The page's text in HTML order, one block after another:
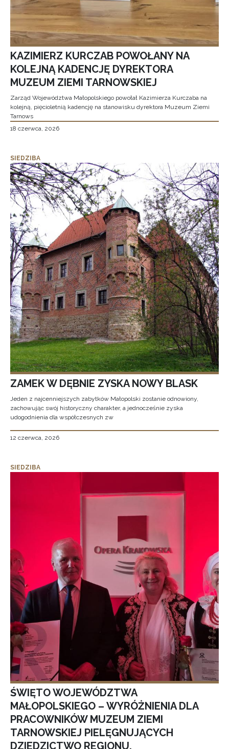
KAZIMIERZ KURCZAB POWOŁANY NA
KOLEJNĄ KADENCJĘ DYREKTORA
MUZEUM ZIEMI TARNOWSKIEJ
Zarząd Województwa Małopolskiego powołał Kazimierza Kurczaba na
kolejną, pięcioletnią kadencję na stanowisku dyrektora Muzeum Ziemi
Tarnows
18 czerwca, 2026
SIEDZIBA
ZAMEK W DĘBNIE ZYSKA NOWY BLASK
Jeden z najcenniejszych zabytków Małopolski zostanie odnowiony,
zachowując swój historyczny charakter, a jednocześnie zyska
udogodnienia dla współczesnych zw
12 czerwca, 2026
SIEDZIBA
ŚWIĘTO WOJEWÓDZTWA
MAŁOPOLSKIEGO – WYRÓŻNIENIA DLA
PRACOWNIKÓW MUZEUM ZIEMI
TARNOWSKIEJ PIELĘGNUJĄCYCH
DZIEDZICTWO REGIONU.